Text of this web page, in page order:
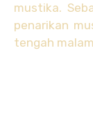
mustika.
penarikan
tengah